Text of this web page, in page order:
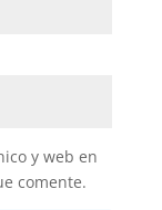
y web en
comente.